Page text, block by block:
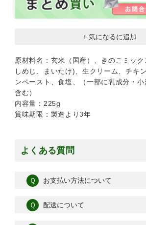
+ 気になるに追加
原材料名：玄米（国産）、きのこミッ
しめじ、まいたけ)、生クリーム、チキ
ンペースト、食塩、（一部に乳成分・
含む）
内容量：225g
賞味期限：製造より3年
よくある質問
Ｑ お支払い方法について
Ｑ 配送について